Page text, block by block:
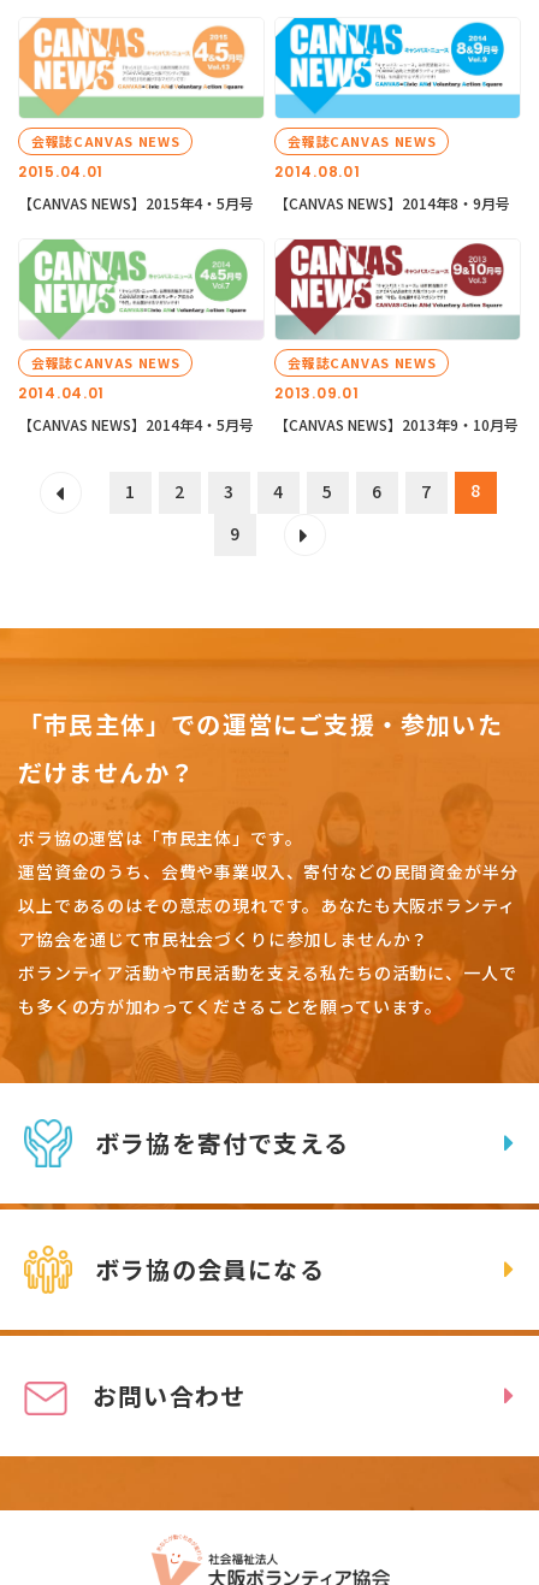
2015.04.01
会報誌CANVAS NEWS
【CANVAS NEWS】2015年4・5月号
2014.08.01
会報誌CANVAS NEWS
【CANVAS NEWS】2014年8・9月号
2014.04.01
会報誌CANVAS NEWS
【CANVAS NEWS】2014年4・5月号
2013.09.01
会報誌CANVAS NEWS
【CANVAS NEWS】2013年9・10月号
1 2 3 4 5 6 7
8
9
「市民主体」での運営にご支援・参加いた
だけませんか？
ボラ協の運営は「市民主体」です。
運営資金のうち、会費や事業収入、寄付などの民間資金が半分
以上であるのはその意志の現れです。 あなたも大阪ボランティ
ア協会を通じて市民社会づくりに参加しませんか？
ボランティア活動や市民活動を支える私たちの活動に、一人で
も多くの方が加わってくださることを願っています。
ボラ協を寄付で支える
ボラ協の会員になる
お問い合わせ